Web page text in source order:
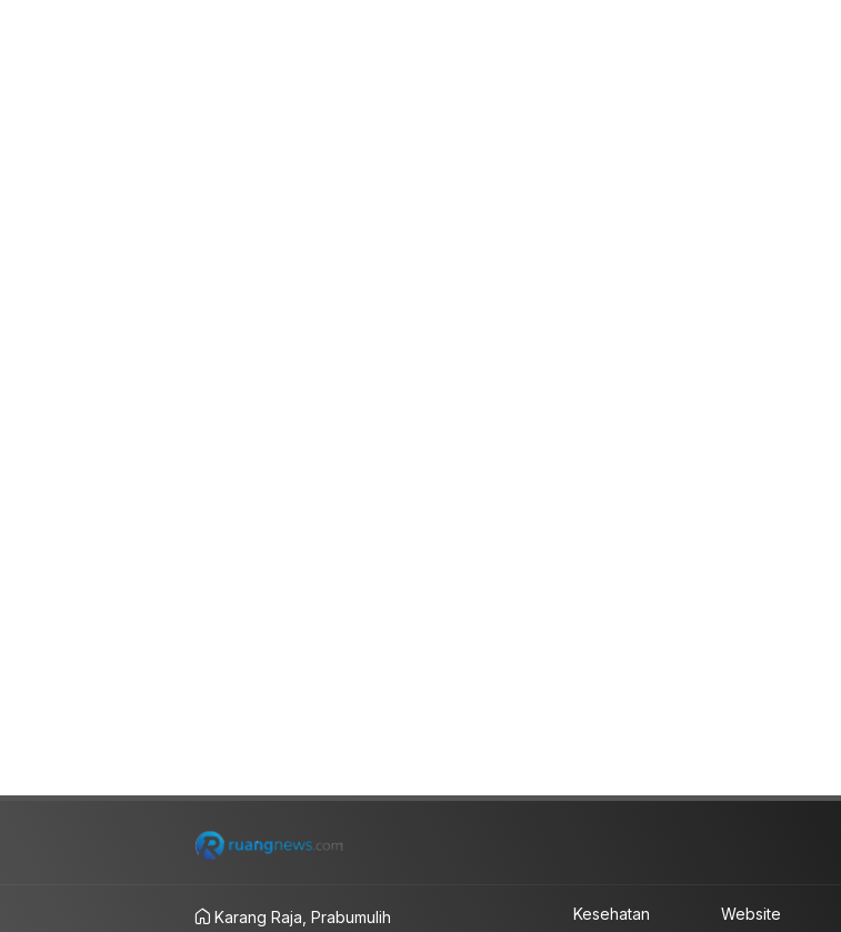
Karang Raja, Prabumulih Kesehatan Website